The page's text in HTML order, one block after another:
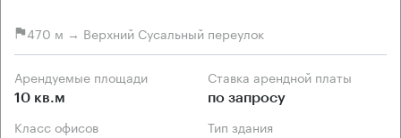
470 м → Верхний Сусальный переулок
Арендуемые площади
10 кв.м
Ставка арендной платы
по запросу
Класс офисов Тип здания